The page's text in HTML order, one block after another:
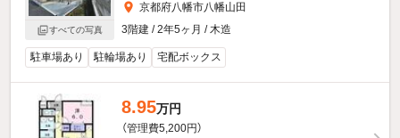
すべての写真
京都府八幡市八幡山田
3階建 / 2年5ヶ月 / 木造
駐車場あり 駐輪場あり 宅配ボックス
8.95万円
（管理費5,200円）